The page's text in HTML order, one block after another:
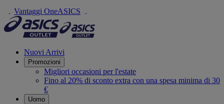
Vantaggi OneASICS
Nuovi Arrivi
Promozioni
Migliori occasioni per l'estate
Fino al 20% di sconto extra con una spesa minima di 30
€
Uomo